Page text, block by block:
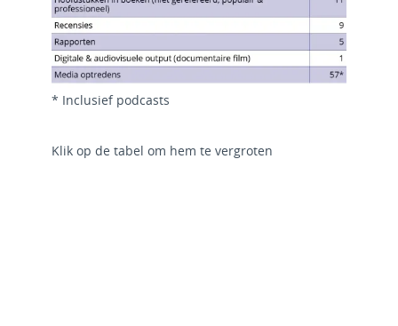
* Inclusief podcasts
Klik op de tabel om hem te vergroten